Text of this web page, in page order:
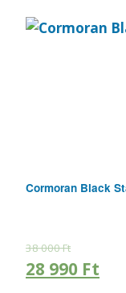
Cormoran Black
38 000Ft
28 990 Ft